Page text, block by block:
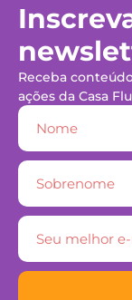
Receba
ações da Casa